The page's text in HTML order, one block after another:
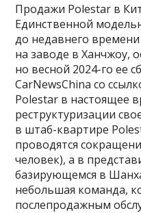
Продажи Polestar в
Единственной
до недавнего
на заводе в Ханчжоу,
но весной 2024-го ее
CarNewsChina со
Polestar в настоящее
реструктуризации
в штаб-квартире
проводятся
человек), а в
базирующемся в
небольшая команда,
послепродажным